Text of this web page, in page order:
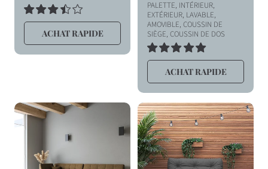
h
a
b
i
e
l
TOTAL
DES
AVIS
ACHAT RAPIDE
h
a
b
i
t
u
e
l
PALETTE, INTÉRIEUR,
EXTÉRIEUR, LAVABLE,
AMOVIBLE, COUSSIN DE
SIÈGE, COUSSIN DE DOS
TOTAL
DES
AVIS
ACHAT RAPIDE